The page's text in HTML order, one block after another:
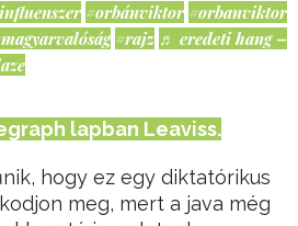
#orbánviktor #orbanviktor
#rajz ♬ eredeti hang –
lapban Leaviss.
hogy ez egy diktatórikus
meg, mert a java még